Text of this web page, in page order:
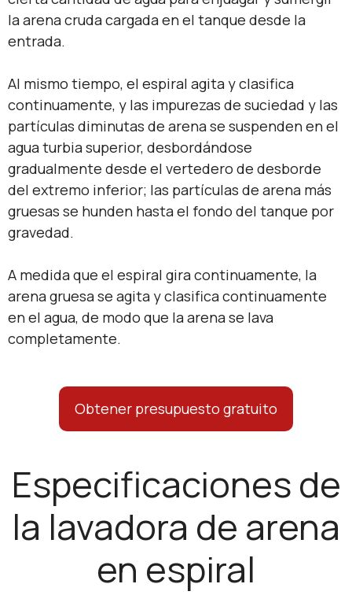
la arena cruda cargada en el tanque desde la
entrada.
Al mismo tiempo, el espiral agita y clasifica
continuamente, y las impurezas de suciedad y las
partículas diminutas de arena se suspenden en el
agua turbia superior, desbordándose
gradualmente desde el vertedero de desborde
del extremo inferior; las partículas de arena más
gruesas se hunden hasta el fondo del tanque por
gravedad.
A medida que el espiral gira continuamente, la
arena gruesa se agita y clasifica continuamente
en el agua, de modo que la arena se lava
completamente.
Obtener presupuesto gratuito
Especificaciones de
la lavadora de arena
en espiral